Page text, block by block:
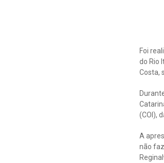
Foi
do Rio
Costa,
(COI),
A
não